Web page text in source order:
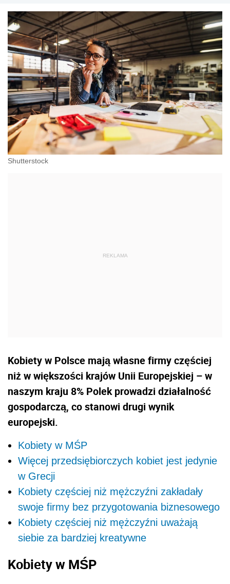
Shutterstock
Kobiety w Polsce mają własne firmy częściej
niż w większości krajów Unii Europejskiej – w
naszym kraju 8% Polek prowadzi działalność
gospodarczą, co stanowi drugi wynik
europejski.
Kobiety w MŚP
Więcej przedsiębiorczych kobiet jest jedynie
w Grecji
Kobiety częściej niż mężczyźni zakładały
swoje firmy bez przygotowania biznesowego
Kobiety częściej niż mężczyźni uważają
siebie za bardziej kreatywne
Kobiety w MŚP